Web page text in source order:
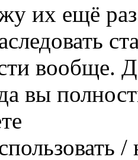
их ещё
вообще.
вы
/